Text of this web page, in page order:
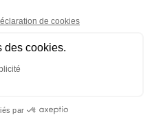
/ Pierre Olivier